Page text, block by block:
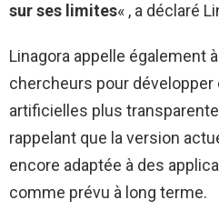
sur ses limites« , a déclaré
Linagora appelle également
chercheurs pour
artificielles plus
rappelant que la version
encore adaptée à des
comme prévu à long terme.